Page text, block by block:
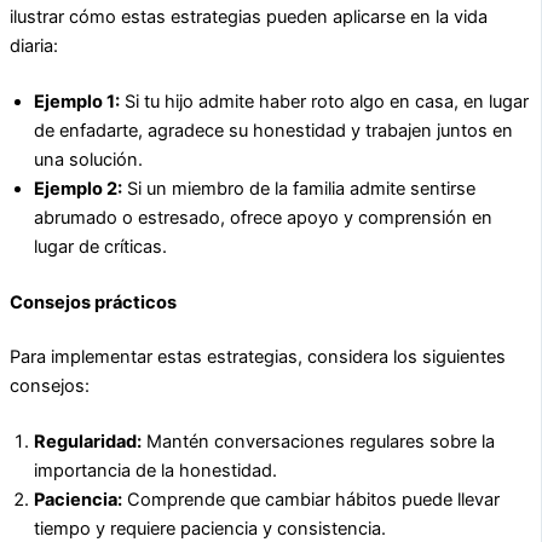
ilustrar cómo estas estrategias pueden aplicarse en la vida
diaria:
Ejemplo 1: Si tu hijo admite haber roto algo en casa, en lugar
de enfadarte, agradece su honestidad y trabajen juntos en
una solución.
Ejemplo 2: Si un miembro de la familia admite sentirse
abrumado o estresado, ofrece apoyo y comprensión en
lugar de críticas.
Consejos prácticos
Para implementar estas estrategias, considera los siguientes
consejos:
Regularidad: Mantén conversaciones regulares sobre la
importancia de la honestidad.
Paciencia: Comprende que cambiar hábitos puede llevar
tiempo y requiere paciencia y consistencia.